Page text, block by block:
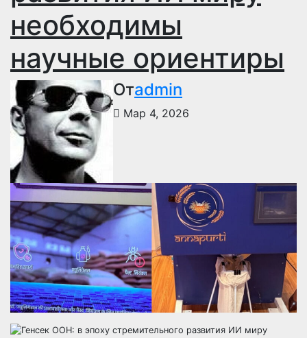
необходимы
научные ориентиры
Отadmin
Мар 4, 2026